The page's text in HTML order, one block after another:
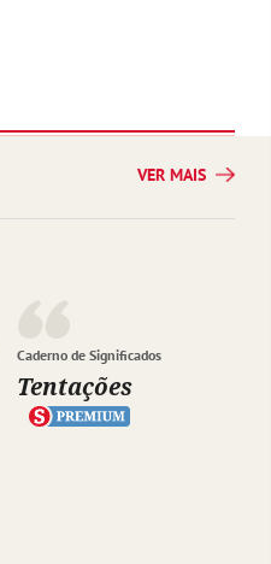
VER MAIS
Caderno de Significados
Tentações